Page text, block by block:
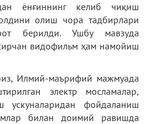
ёнғиннинг келиб чиқиш
олиш чора тадбирлари
берилди. Ушбу мавзуда
видофильм ҳам намойиш
Илмий-маърифий мажмуада
электр мосламалар,
ускуналаридан фойдаланиш
билан доимий равишда